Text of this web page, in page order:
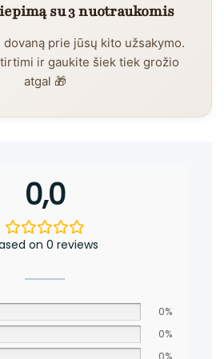
su 3 nuotraukomis
prie jūsų kito užsakymo.
ir gaukite šiek tiek grožio
atgal 🎁
0,0
on 0 reviews
0%
0%
0%